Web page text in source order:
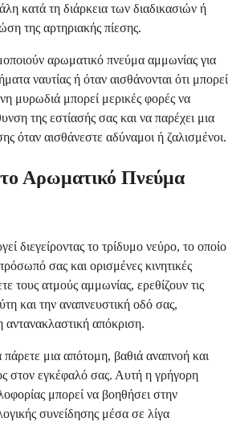
κατά τη διάρκεια των διαδικασιών ή
της αρτηριακής πίεσης.
αρωματικό πνεύμα αμμωνίας για
ναυτίας ή όταν αισθάνονται ότι μπορεί
μυρωδιά μπορεί μερικές φορές να
της εστίασής σας και να παρέχει μια
όταν αισθάνεστε αδύναμοι ή ζαλισμένοι.
Αρωματικό Πνεύμα
διεγείροντας το τρίδυμο νεύρο, το οποίο
σας και ορισμένες κινητικές
τους ατμούς αμμωνίας, ερεθίζουν τις
και την αναπνευστική οδό σας,
απόκριση.
μια απότομη, βαθιά αναπνοή και
στον εγκέφαλό σας. Αυτή η γρήγορη
μπορεί να βοηθήσει στην
συνείδησης μέσα σε λίγα